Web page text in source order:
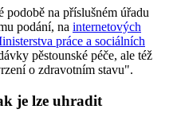
na příslušném úřadu
podání, na internetových
práce a sociálních
pěstounské péče, ale též
o zdravotním stavu".
je lze uhradit